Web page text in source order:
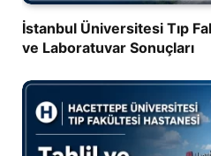
İstanbul Üniversitesi Tıp
ve Laboratuvar Sonuçları